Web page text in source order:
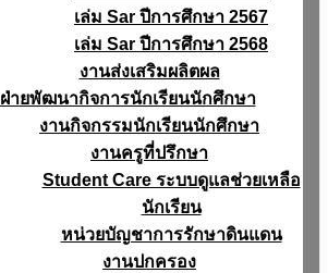
เล่ม Sar ปีการศึกษา 2567
เล่ม Sar ปีการศึกษา 2568
งานส่งเสริมผลิตผล
ฝ่ายพัฒนากิจการนักเรียนนักศึกษา
งานกิจกรรมนักเรียนนักศึกษา
งานครูที่ปรึกษา
Student Care ระบบดูแลช่วยเหลือ
นักเรียน
หน่วยบัญชาการรักษาดินแดน
งานปกครอง